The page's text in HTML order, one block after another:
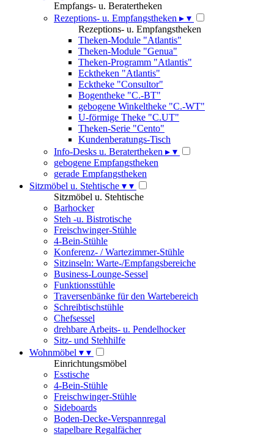
Empfangs- u. Beratertheken
Rezeptions- u. Empfangstheken ▸ ▾
Rezeptions- u. Empfangstheken
Theken-Module "Atlantis"
Theken-Module "Genua"
Theken-Programm "Atlantis"
Ecktheken "Atlantis"
Ecktheke "Consultor"
Bogentheke "C.-BT"
gebogene Winkeltheke "C.-WT"
U-förmige Theke "C.UT"
Theken-Serie "Cento"
Kundenberatungs-Tisch
Info-Desks u. Beratertheken ▸ ▾
gebogene Empfangstheken
gerade Empfangstheken
Sitzmöbel u. Stehtische ▾ ▾
Sitzmöbel u. Stehtische
Barhocker
Steh -u. Bistrotische
Freischwinger-Stühle
4-Bein-Stühle
Konferenz- / Wartezimmer-Stühle
Sitzinseln: Warte-/Empfangsbereiche
Business-Lounge-Sessel
Funktionsstühle
Traversenbänke für den Wartebereich
Schreibtischstühle
Chefsessel
drehbare Arbeits- u. Pendelhocker
Sitz- und Stehhilfe
Wohnmöbel ▾ ▾
Einrichtungsmöbel
Esstische
4-Bein-Stühle
Freischwinger-Stühle
Sideboards
Boden-Decke-Verspannregal
stapelbare Regalfächer